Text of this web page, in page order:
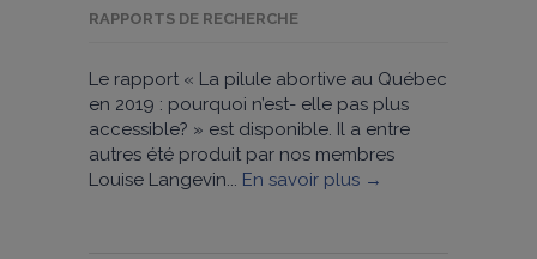
RAPPORTS DE RECHERCHE
Le rapport « La pilule abortive au Québec
en 2019 : pourquoi n’est- elle pas plus
accessible? » est disponible. Il a entre
autres été produit par nos membres
Louise Langevin... En savoir plus →